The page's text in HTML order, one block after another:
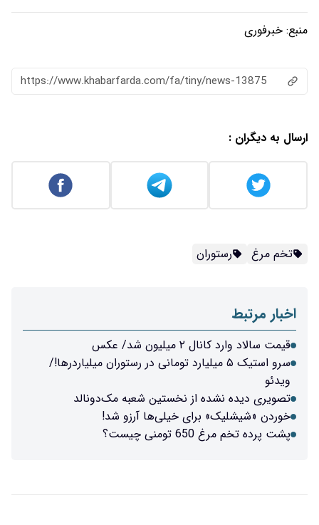
https://www.khabarfarda.com/fa/
۵ میلیارد تومانی در رستوران میلیاردرها!/
نخستین شعبه مک‌دونالد
خیلی‌ها آرزو شد!